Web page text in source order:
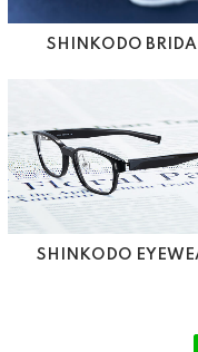
SHINKODO
SHINKODO